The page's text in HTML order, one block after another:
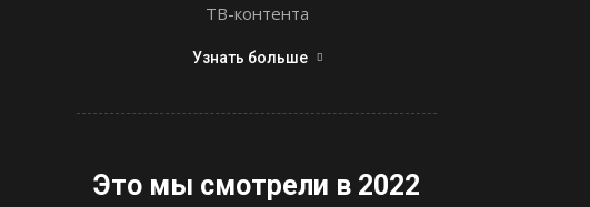
ТВ-контента
Узнать больше
Это мы смотрели в 2022